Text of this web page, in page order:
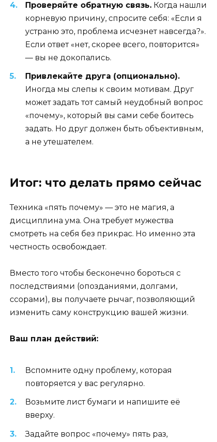
Проверяйте обратную связь. Когда нашли
корневую причину, спросите себя: «Если я
устраню это, проблема исчезнет навсегда?».
Если ответ «нет, скорее всего, повторится»
— вы не докопались.
Привлекайте друга (опционально).
Иногда мы слепы к своим мотивам. Друг
может задать тот самый неудобный вопрос
«почему», который вы сами себе боитесь
задать. Но друг должен быть объективным,
а не утешателем.
Итог: что делать прямо сейчас
Техника «пять почему» — это не магия, а
дисциплина ума. Она требует мужества
смотреть на себя без прикрас. Но именно эта
честность освобождает.
Вместо того чтобы бесконечно бороться с
последствиями (опозданиями, долгами,
ссорами), вы получаете рычаг, позволяющий
изменить саму конструкцию вашей жизни.
Ваш план действий:
Вспомните одну проблему, которая
повторяется у вас регулярно.
Возьмите лист бумаги и напишите её
вверху.
Задайте вопрос «почему» пять раз,